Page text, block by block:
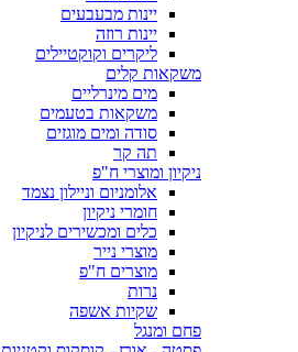
יינות מבעבעים
יינות רוזה
ליקרים וקוקטיילים
משקאות קלים
מים מינרליים
משקאות בטעמים
סודה ומים מוגזים
תה קר
ניקיון ומוצרי ח"פ
אלומניום וניילון נצמד
חומרי ניקיון
כלים ומכשירים לניקיון
מוצרי נייר
מוצרים ח"פ
נרות
שקיות אשפה
פחם ומנגל